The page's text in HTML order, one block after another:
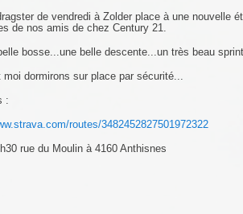
de vendredi à Zolder place à une nouvelle
de nos amis de chez Century 21.
bosse...une belle descente...un très beau
moi dormirons sur place par sécurité...
:
routes/3482452827501972322
rue du Moulin à 4160 Anthisnes